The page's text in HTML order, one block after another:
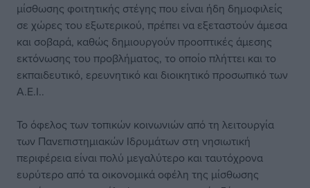
μίσθωσης φοιτητικής στέγης που είναι ήδη δημοφιλείς
σε χώρες του εξωτερικού, πρέπει να εξεταστούν άμεσα
και σοβαρά, καθώς δημιουργούν προοπτικές άμεσης
εκτόνωσης του προβλήματος, το οποίο πλήττει και το
εκπαιδευτικό, ερευνητικό και διοικητικό προσωπικό των
Α.Ε.Ι..
Το όφελος των τοπικών κοινωνιών από τη λειτουργία
των Πανεπιστημιακών Ιδρυμάτων στη νησιωτική
περιφέρεια είναι πολύ μεγαλύτερο και ταυτόχρονα
ευρύτερο από τα οικονομικά οφέλη της μίσθωσης